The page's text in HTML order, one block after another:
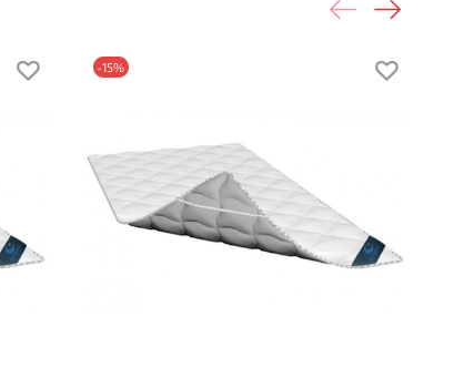
стороны 2: средняя
пена: 150 мм
-15%